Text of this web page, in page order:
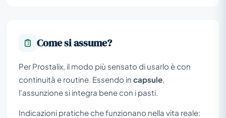
Come si assume?
Per Prostalix, il modo più sensato di usarlo è con
continuità e routine. Essendo in capsule
l’assunzione si integra bene con i pasti.
Indicazioni pratiche che funzionano nella vita reale: